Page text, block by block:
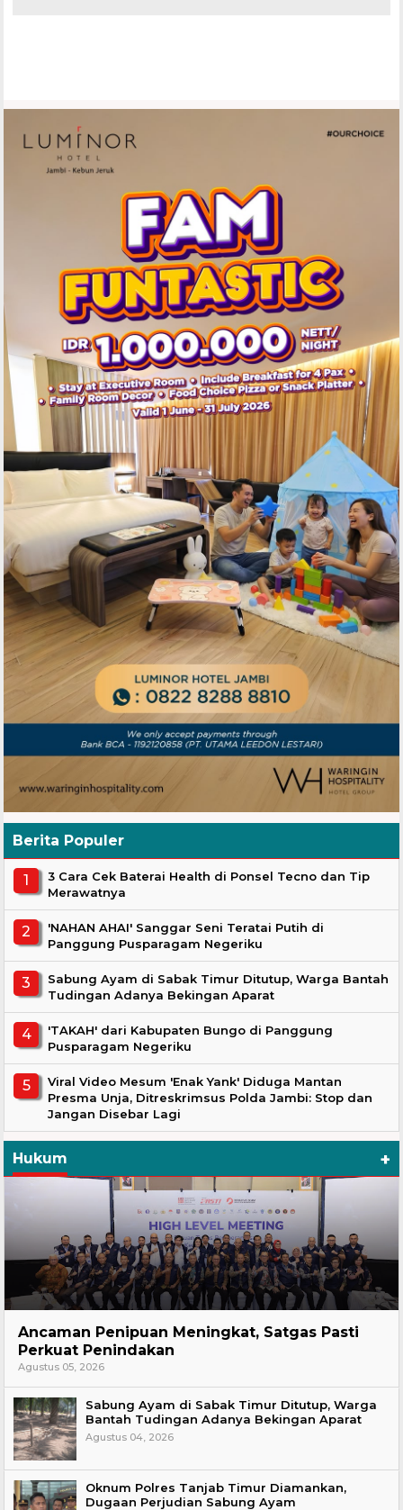
Berita Populer
3 Cara Cek Baterai Health di Ponsel Tecno dan Tip
Merawatnya
'NAHAN AHAI' Sanggar Seni Teratai Putih di
Panggung Pusparagam Negeriku
Sabung Ayam di Sabak Timur Ditutup, Warga Bantah
Tudingan Adanya Bekingan Aparat
'TAKAH' dari Kabupaten Bungo di Panggung
Pusparagam Negeriku
Viral Video Mesum 'Enak Yank' Diduga Mantan
Presma Unja, Ditreskrimsus Polda Jambi: Stop dan
Jangan Disebar Lagi
Hukum +
Ancaman Penipuan Meningkat, Satgas Pasti
Perkuat Penindakan
Agustus 05, 2026
Sabung Ayam di Sabak Timur Ditutup, Warga
Bantah Tudingan Adanya Bekingan Aparat
Agustus 04, 2026
Oknum Polres Tanjab Timur Diamankan,
Dugaan Perjudian Sabung Ayam